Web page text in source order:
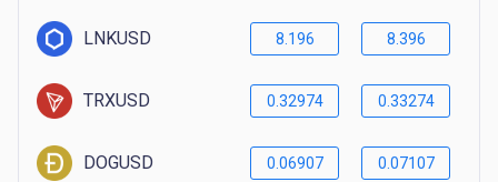
LNKUSD 8.196 8.396
TRXUSD 0.32974 0.33274
DOGUSD 0.06907 0.07107